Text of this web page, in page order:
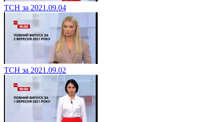
ТСН за 2021.09.04
ТСН за 2021.09.02